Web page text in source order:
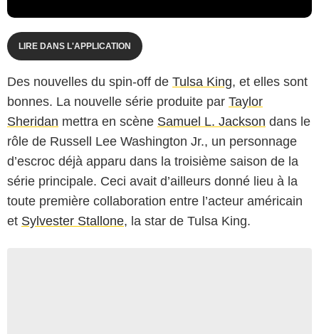
LIRE DANS L'APPLICATION
Des nouvelles du spin-off de Tulsa King, et elles sont
bonnes. La nouvelle série produite par Taylor
Sheridan mettra en scène Samuel L. Jackson dans le
rôle de Russell Lee Washington Jr., un personnage
d’escroc déjà apparu dans la troisième saison de la
série principale. Ceci avait d’ailleurs donné lieu à la
toute première collaboration entre l’acteur américain
et Sylvester Stallone, la star de Tulsa King.